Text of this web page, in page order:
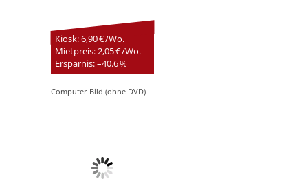
Kiosk: 6,90 € /Wo.
Mietpreis: 2,05 € /Wo.
Ersparnis: –40.6 %
Computer Bild (ohne DVD)